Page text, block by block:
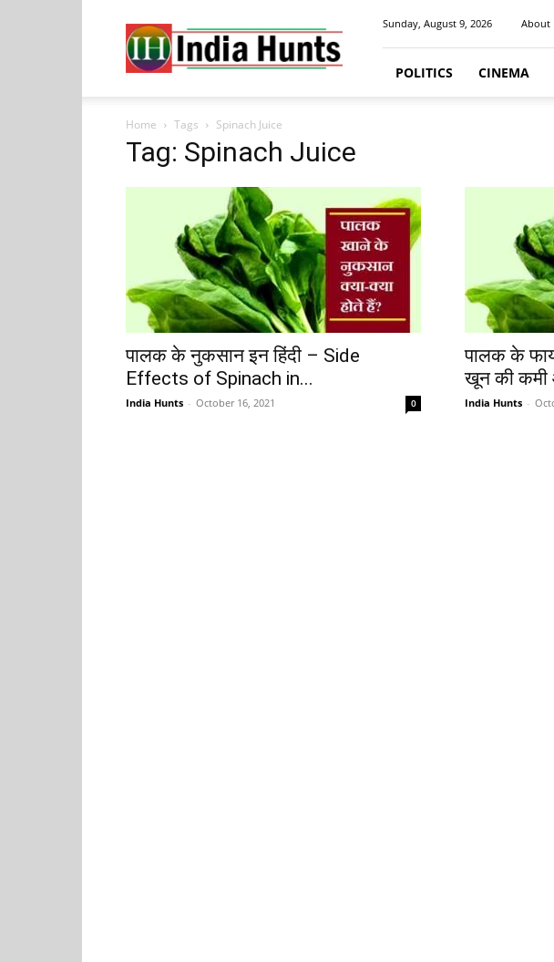
Hunts
Sunday, August 9, 2026 About
POLITICS CINEMA
Home Tags Spinach Juice
Tag: Spinach Juice
पालक के नुकसान इन हिंदी – Side
Effects of Spinach in...
India Hunts - October 16, 2021 0
पालक के
खून की कमी
India Hunts -